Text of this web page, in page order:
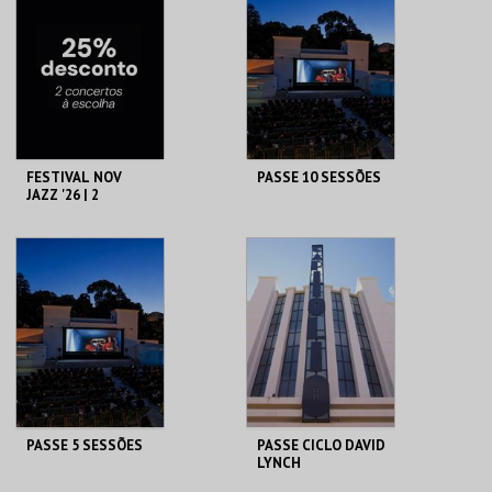
MAIS INFO
COMPRAR
MAIS INFO
COMPRAR
FESTIVAL NOV
JAZZ '26 | 2
MADEIRA
AQUISIÇÃO
MAIS INFO
COMPRAR
PASSE 10 SESSÕES
AQUISIÇÃO
MAIS INFO
COMPRAR
PASSE 5 SESSÕES
PASSE CICLO DAVID
LYNCH